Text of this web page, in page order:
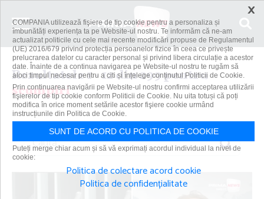
Rezultatele 1 - 12 din 299 pentru
scumpiri
Caută
×
COMPANIA utilizează fişiere de tip cookie pentru a personaliza și
îmbunătăți experiența ta pe Website-ul nostru. Te informăm că ne-am
actualizat politicile cu cele mai recente modificări propuse de Regulamentul
(UE) 2016/679 privind protecția persoanelor fizice în ceea ce privește
prelucrarea datelor cu caracter personal și privind libera circulație a acestor
date. Înainte de a continua navigarea pe Website-ul nostru te rugăm să
aloci timpul necesar pentru a citi și înțelege conținutul Politicii de Cookie.
Prin continuarea navigării pe Website-ul nostru confirmi acceptarea utilizării
fişierelor de tip cookie conform Politicii de Cookie. Nu uita totuși că poți
modifica în orice moment setările acestor fişiere cookie urmând
instrucțiunile din Politica de Cookie.
SUNT DE ACORD CU POLITICA DE COOKIE
Puteți merge chiar acum și să vă exprimați acordul individual la nivel de
cookie:
Politica de colectare acord cookie
Politica de confidențialitate